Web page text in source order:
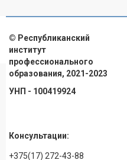
© Республиканский
институт
профессионального
образования, 2021-2023
УНП - 100419924
Консультации:
+375(17) 272-43-88